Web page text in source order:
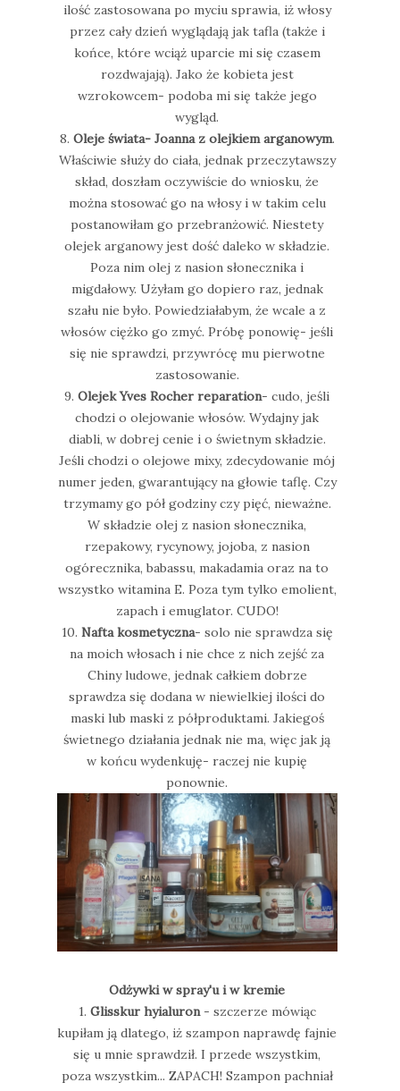
ilość zastosowana po myciu sprawia, iż włosy
przez cały dzień wyglądają jak tafla (także i
końce, które wciąż uparcie mi się czasem
rozdwajają). Jako że kobieta jest
wzrokowcem- podoba mi się także jego
wygląd.
8. Oleje świata- Joanna z olejkiem arganowym.
Właściwie służy do ciała, jednak przeczytawszy
skład, doszłam oczywiście do wniosku, że
można stosować go na włosy i w takim celu
postanowiłam go przebranżowić. Niestety
olejek arganowy jest dość daleko w składzie.
Poza nim olej z nasion słonecznika i
migdałowy. Użyłam go dopiero raz, jednak
szału nie było. Powiedziałabym, że wcale a z
włosów ciężko go zmyć. Próbę ponowię- jeśli
się nie sprawdzi, przywrócę mu pierwotne
zastosowanie.
9.Olejek Yves Rocher reparation- cudo, jeśli
chodzi o olejowanie włosów. Wydajny jak
diabli, w dobrej cenie i o świetnym składzie.
Jeśli chodzi o olejowe mixy, zdecydowanie mój
numer jeden, gwarantujący na głowie taflę. Czy
trzymamy go pół godziny czy pięć, nieważne.
W składzie olej z nasion słonecznika,
rzepakowy, rycynowy, jojoba, z nasion
ogórecznika, babassu, makadamia oraz na to
wszystko witamina E. Poza tym tylko emolient,
zapach i emuglator. CUDO!
10. Nafta kosmetyczna- solo nie sprawdza się
na moich włosach i nie chce z nich zejść za
Chiny ludowe, jednak całkiem dobrze
sprawdza się dodana w niewielkiej ilości do
maski lub maski z półproduktami. Jakiegoś
świetnego działania jednak nie ma, więc jak ją
w końcu wydenkuję- raczej nie kupię
ponownie.
Odżywki w spray'u i w kremie
1. Glisskur hyialuron- szczerze mówiąc
kupiłam ją dlatego, iż szampon naprawdę fajnie
się u mnie sprawdził. I przede wszystkim,
poza wszystkim... ZAPACH! Szampon pachniał